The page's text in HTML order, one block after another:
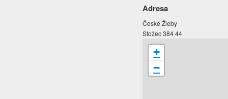
Adresa
České Žleby
Stožec 384 44
+
−